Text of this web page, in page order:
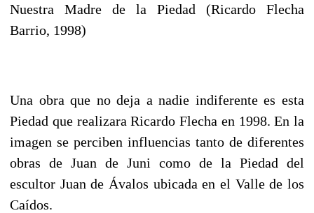
Nuestra Madre de la Piedad (Ricardo Flecha
Barrio, 1998)
Una obra que no deja a nadie indiferente es esta
Piedad que realizara Ricardo Flecha en 1998. En la
imagen se perciben influencias tanto de diferentes
obras de Juan de Juni como de la Piedad del
escultor Juan de Ávalos ubicada en el Valle de los
Caídos.